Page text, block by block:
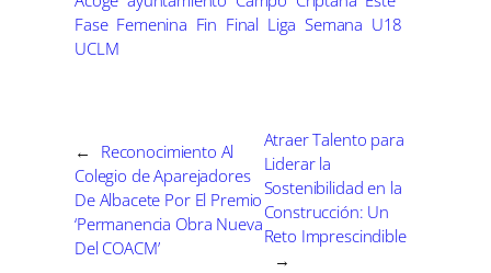
t
i
t
e
r
t
i
o
k
t
i
I
n
Fase Femenina Fin Final Liga Semana U18
UCLM
←
Reconocimiento Al
Colegio de Aparejadores
De Albacete Por El Premio
‘Permanencia Obra Nueva
Del COACM’
Atraer Talento para
Liderar la
Sostenibilidad en la
Construcción: Un
Reto Imprescindible
→